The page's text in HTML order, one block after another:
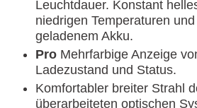
Leuchtdauer. Konstant
niedrigen Temperaturen
geladenem Akku.
Pro Mehrfarbige Anzeige
Ladezustand und Status.
Komfortabler breiter Strahl
überarbeiteten optischen